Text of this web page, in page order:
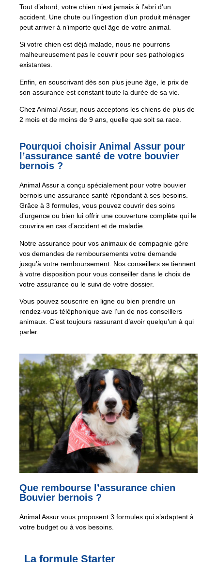
Tout d’abord, votre chien n’est jamais à l’abri d’un
accident. Une chute ou l’ingestion d’un produit ménager
peut arriver à n’importe quel âge de votre animal.
Si votre chien est déjà malade, nous ne pourrons
malheureusement pas le couvrir pour ses pathologies
existantes.
Enfin, en souscrivant dès son plus jeune âge, le prix de
son assurance est constant toute la durée de sa vie.
Chez Animal Assur, nous acceptons les chiens de plus de
2 mois et de moins de 9 ans, quelle que soit sa race.
Pourquoi choisir Animal Assur pour
l’assurance santé de votre bouvier
bernois ?
Animal Assur a conçu spécialement pour votre bouvier
bernois une assurance santé répondant à ses besoins.
Grâce à 3 formules, vous pouvez couvrir des soins
d’urgence ou bien lui offrir une couverture complète qui le
couvrira en cas d’accident et de maladie.
Notre assurance pour vos animaux de compagnie gère
vos demandes de remboursements votre demande
jusqu’à votre remboursement. Nos conseillers se tiennent
à votre disposition pour vous conseiller dans le choix de
votre assurance ou le suivi de votre dossier.
Vous pouvez souscrire en ligne ou bien prendre un
rendez-vous téléphonique ave l’un de nos conseillers
animaux. C’est toujours rassurant d’avoir quelqu’un à qui
parler.
Que rembourse l’assurance chien
Bouvier bernois ?
Animal Assur vous proposent 3 formules qui s’adaptent à
votre budget ou à vos besoins.
La formule Starter